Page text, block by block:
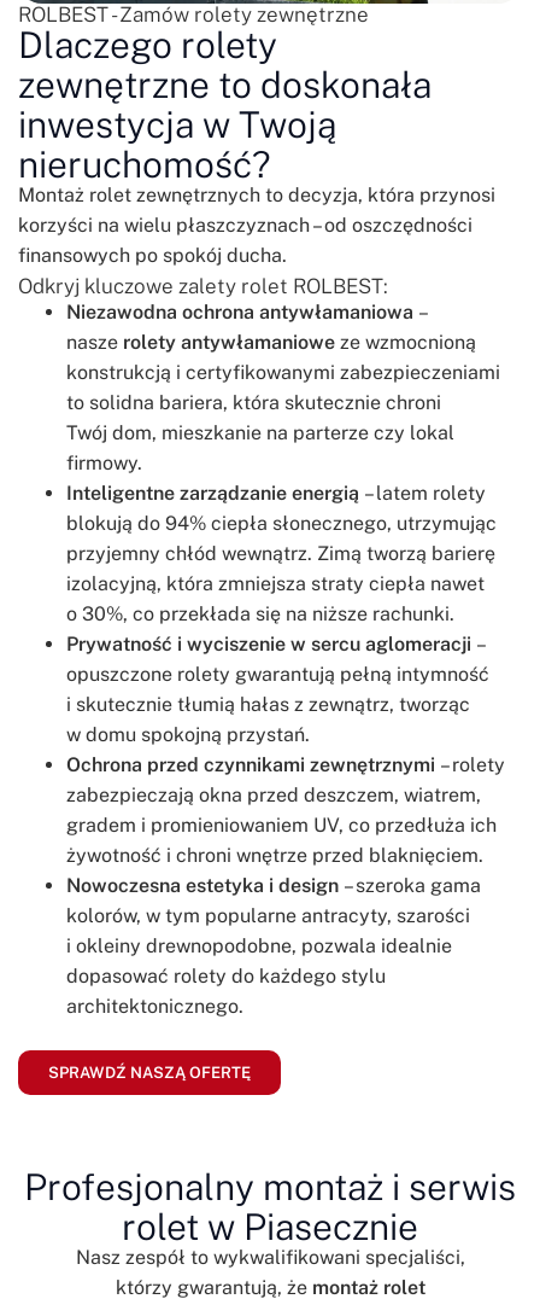
ROLBEST - Zamów rolety zewnętrzne
Dlaczego rolety
zewnętrzne to doskonała
inwestycja w Twoją
nieruchomość?
Montaż rolet zewnętrznych to decyzja, która przynosi
korzyści na wielu płaszczyznach – od oszczędności
finansowych po spokój ducha.
Odkryj kluczowe zalety rolet ROLBEST:
Niezawodna ochrona antywłamaniowa –
nasze rolety antywłamaniowe ze wzmocnioną
konstrukcją i certyfikowanymi zabezpieczeniami
to solidna bariera, która skutecznie chroni
Twój dom, mieszkanie na parterze czy lokal
firmowy.
Inteligentne zarządzanie energią – latem rolety
blokują do 94% ciepła słonecznego, utrzymując
przyjemny chłód wewnątrz. Zimą tworzą barierę
izolacyjną, która zmniejsza straty ciepła nawet
o 30%, co przekłada się na niższe rachunki.
Prywatność i wyciszenie w sercu aglomeracji –
opuszczone rolety gwarantują pełną intymność
i skutecznie tłumią hałas z zewnątrz, tworząc
w domu spokojną przystań.
Ochrona przed czynnikami zewnętrznymi – rolety
zabezpieczają okna przed deszczem, wiatrem,
gradem i promieniowaniem UV, co przedłuża ich
żywotność i chroni wnętrze przed blaknięciem.
Nowoczesna estetyka i design – szeroka gama
kolorów, w tym popularne antracyty, szarości
i okleiny drewnopodobne, pozwala idealnie
dopasować rolety do każdego stylu
architektonicznego.
SPRAWDŹ NASZĄ OFERTĘ
Profesjonalny montaż i serwis
rolet w Piasecznie
Nasz zespół to wykwalifikowani specjaliści,
którzy gwarantują, że montaż rolet